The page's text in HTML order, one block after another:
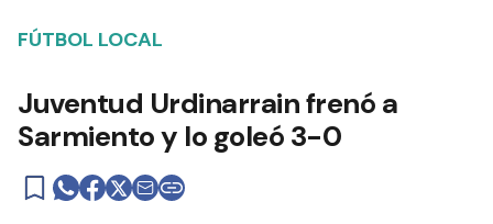
FÚTBOL LOCAL
Juventud Urdinarrain frenó a
Sarmiento y lo goleó 3-0